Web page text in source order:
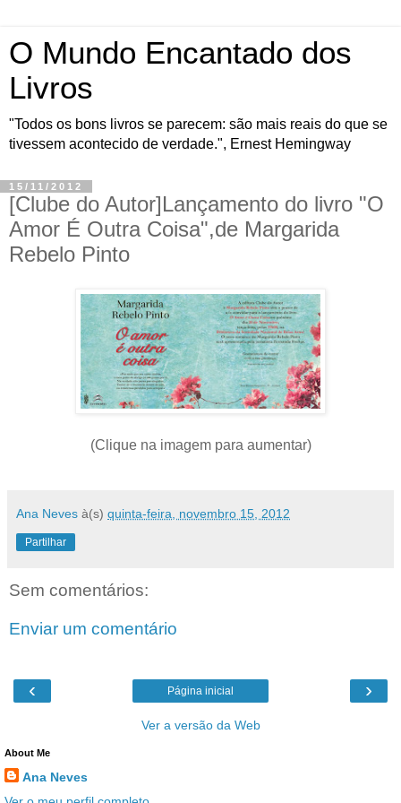
O Mundo Encantado dos
Livros
"Todos os bons livros se parecem: são mais reais do que se
tivessem acontecido de verdade.", Ernest Hemingway
15/11/2012
[Clube do Autor]Lançamento do livro "O
Amor É Outra Coisa",de Margarida
Rebelo Pinto
(Clique na imagem para aumentar)
Ana Neves à(s) quinta-feira, novembro 15, 2012
Partilhar
Sem comentários:
Enviar um comentário
‹ ›
Página inicial
Ver a versão da Web
About Me
Ana Neves